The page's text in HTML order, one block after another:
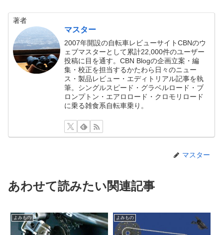
著者
マスター
2007年開設の自転車レビューサイトCBNのウ
ェブマスターとして累計22,000件のユーザー
投稿に目を通す。CBN Blogの企画立案・編
集・校正を担当するかたわら日々のニュー
ス・製品レビュー・エディトリアル記事を執
筆。シングルスピード・グラベルロード・ブ
ロンプトン・エアロロード・クロモリロード
に乗る雑食系自転車乗り。
マスター
あわせて読みたい関連記事
よみもの よみもの